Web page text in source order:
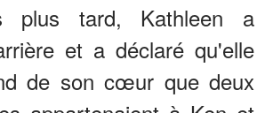
plus tard, Kathleen a
et a déclaré qu'elle
de son cœur que deux